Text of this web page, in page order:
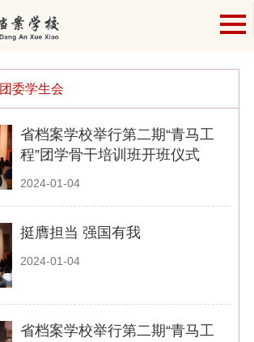
团委学生会
省档案学校举行第二期“青马工
程”团学骨干培训班开班仪式
2024-01-04
挺膺担当 强国有我
2024-01-04
省档案学校举行第二期“青马工